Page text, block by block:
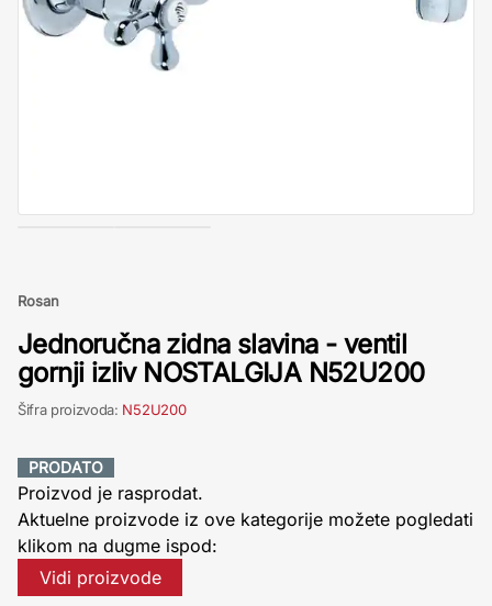
Rosan
Jednoručna zidna slavina - ventil
gornji izliv NOSTALGIJA N52U200
Šifra proizvoda: N52U200
PRODATO
Proizvod je rasprodat.
Aktuelne proizvode iz ove kategorije možete pogledati
klikom na dugme ispod:
Vidi proizvode